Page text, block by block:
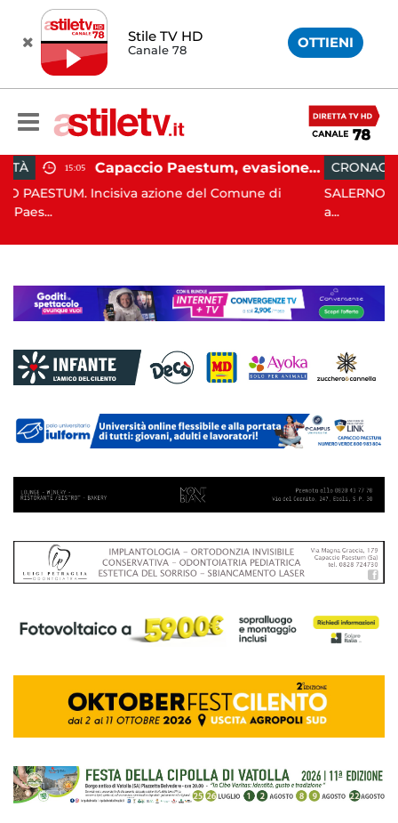
Stile TV HD
Canale 78 OTTIENI
Capaccio Paestum, evasione tassa di soggiorno: scoperte 49 strutture fantasma, elevate 132 sanzioni
del Comune di
CRONACA 13:55
SALERNO. E' stato scoperto solo